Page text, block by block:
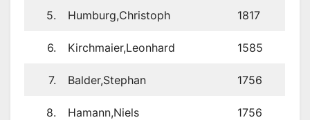
5. Humburg,Christoph 1817
6. Kirchmaier,Leonhard 1585
7. Balder,Stephan 1756
8. Hamann,Niels 1756